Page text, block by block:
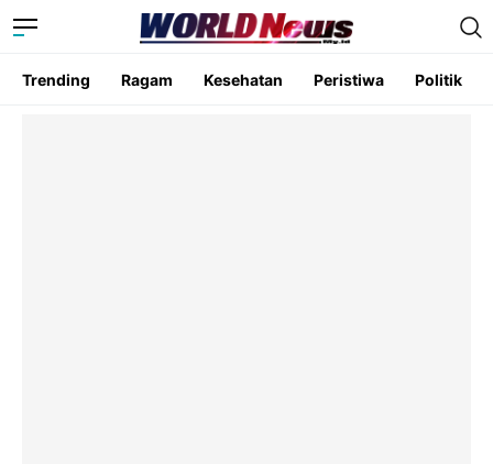
Trending Ragam Kesehatan Peristiwa Politik